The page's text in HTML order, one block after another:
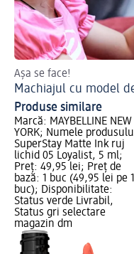
Așa se face!
Machiajul cu model
Produse similare
Marcă: MAYBELLINE NEW
YORK; Numele
SuperStay Matte Ink ruj
lichid 05 Loyalist, 5 ml;
Preț: 49,95 lei; Preț de
bază: 1 buc (49,95 lei pe 1
buc); Disponibilitate:
Status verde Livrabil,
Status gri selectare
magazin dm